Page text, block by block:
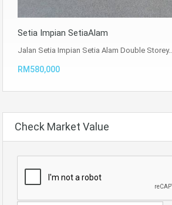
Setia Impian SetiaAlam
Jalan Setia Impian Setia Alam Double Storey…
RM580,000
Check Market Value